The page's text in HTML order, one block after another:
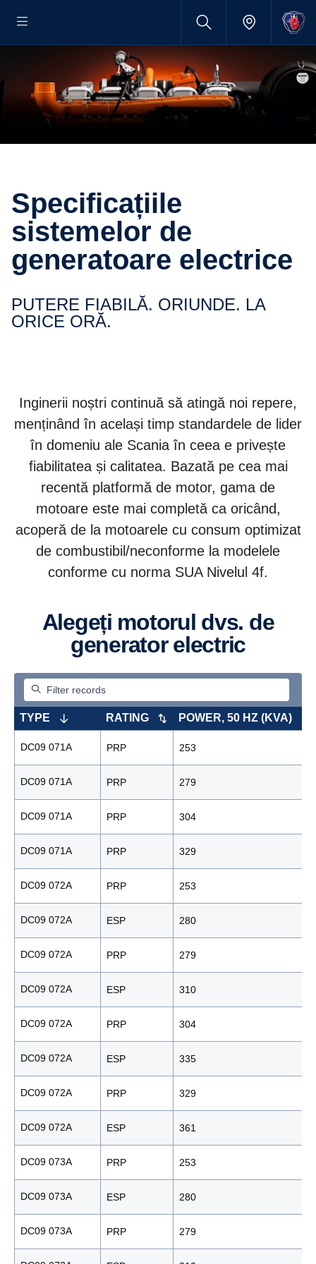
Specificațiile
sistemelor de
generatoare electrice
PUTERE FIABILĂ. ORIUNDE. LA
ORICE ORĂ.
Inginerii noștri continuă să atingă noi repere,
menținând în același timp standardele de lider
în domeniu ale Scania în ceea e privește
fiabilitatea și calitatea. Bazată pe cea mai
recentă platformă de motor, gama de
motoare este mai completă ca oricând,
acoperă de la motoarele cu consum optimizat
de combustibil/neconforme la modelele
conforme cu norma SUA Nivelul 4f.
Alegeți motorul dvs. de
generator electric
TYPE RATING POWER, 50 HZ (KVA)
DC09 071A PRP 253
DC09 071A PRP 279
DC09 071A PRP 304
DC09 071A PRP 329
DC09 072A PRP 253
DC09 072A ESP 280
DC09 072A PRP 279
DC09 072A ESP 310
DC09 072A PRP 304
DC09 072A ESP 335
DC09 072A PRP 329
DC09 072A ESP 361
DC09 073A PRP 253
DC09 073A ESP 280
DC09 073A PRP 279